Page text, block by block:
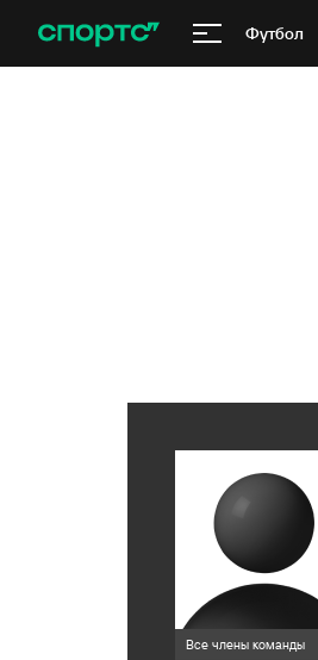
Футбол
Все члены команды